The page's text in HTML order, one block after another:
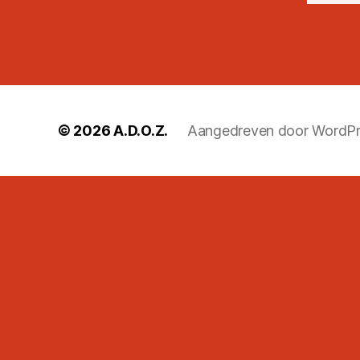
© 2026A.D.O.Z. Aangedreven door